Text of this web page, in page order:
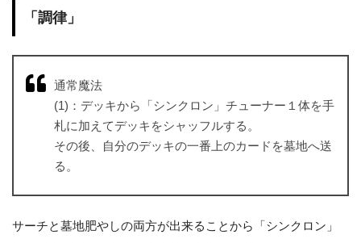
「調律」
通常魔法
(1)：デッキから「シンクロン」チューナー１体を手
札に加えてデッキをシャッフルする。
その後、自分のデッキの一番上のカードを墓地へ送
る。
サーチと墓地肥やしの両方が出来ることから「シンクロン」